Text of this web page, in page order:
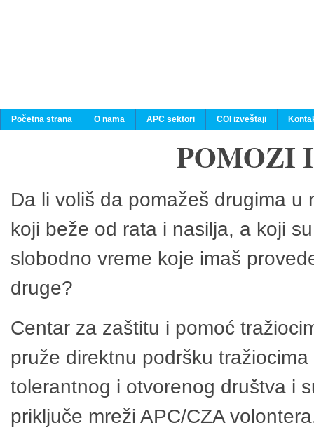
Početna strana O nama APC sektori COI izveštaji
POMOZI
Da li voliš da pomažeš drugima
koji beže od rata i nasilja, a koji
slobodno vreme koje imaš
druge?
Centar za zaštitu i pomoć
pruže direktnu podršku
tolerantnog i otvorenog društva i
priključe mreži APC/CZA